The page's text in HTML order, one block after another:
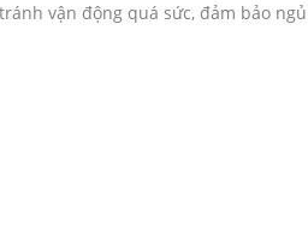
vận động quá sức, đảm bảo